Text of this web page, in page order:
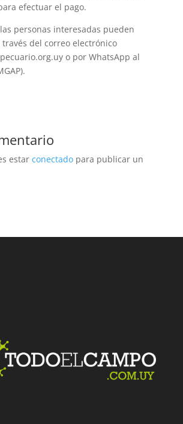
efectuar el pago.
personas interesadas pueden
del correo electrónico
o por WhatsApp al
estar conectadopara publicar un
Facebook